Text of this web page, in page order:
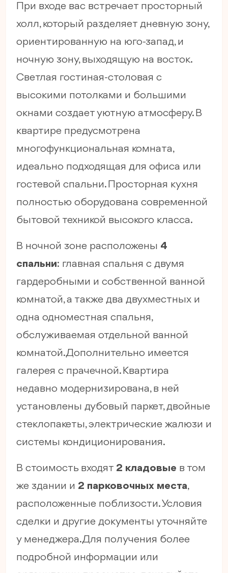
При входе вас встречает просторный
холл, который разделяет дневную зону,
ориентированную на юго-запад, и
ночную зону, выходящую на восток.
Светлая гостиная-столовая с
высокими потолками и большими
окнами создает уютную атмосферу. В
квартире предусмотрена
многофункциональная комната,
идеально подходящая для офиса или
гостевой спальни. Просторная кухня
полностью оборудована современной
бытовой техникой высокого класса.
В ночной зоне расположены 4
спальни: главная спальня с двумя
гардеробными и собственной ванной
комнатой, а также два двухместных и
одна одноместная спальня,
обслуживаемая отдельной ванной
комнатой. Дополнительно имеется
галерея с прачечной. Квартира
недавно модернизирована, в ней
установлены дубовый паркет, двойные
стеклопакеты, электрические жалюзи и
системы кондиционирования.
В стоимость входят 2 кладовые в том
же здании и 2 парковочных места,
расположенные поблизости. Условия
сделки и другие документы уточняйте
у менеджера. Для получения более
подробной информации или